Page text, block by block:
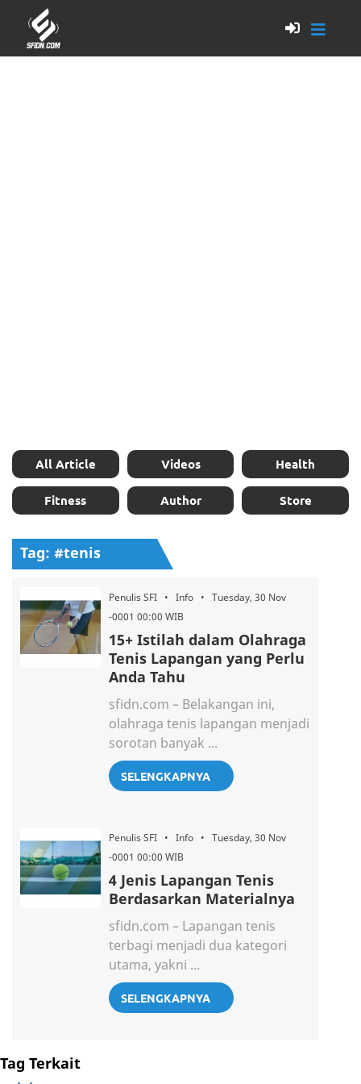
All Article Videos Health
Fitness Author Store
Tag: #tenis
Penulis SFI • Info • Tuesday, 30 Nov
-0001 00:00 WIB
15+ Istilah dalam Olahraga
Tenis Lapangan yang Perlu
Anda Tahu
sfidn.com – Belakangan ini,
olahraga tenis lapangan menjadi
sorotan banyak ...
SELENGKAPNYA
Penulis SFI • Info • Tuesday, 30 Nov
-0001 00:00 WIB
4 Jenis Lapangan Tenis
Berdasarkan Materialnya
sfidn.com – Lapangan tenis
terbagi menjadi dua kategori
utama, yakni ...
SELENGKAPNYA
Tag Terkait